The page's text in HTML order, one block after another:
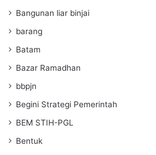
Bangunan liar binjai
barang
Batam
Bazar Ramadhan
bbpjn
Begini Strategi Pemerintah
BEM STIH-PGL
Bentuk